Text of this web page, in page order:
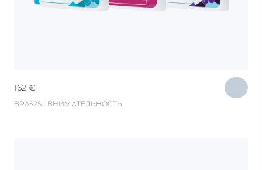
162 €
BRAS2S I ВНИМАТЕЛЬНОСТЬ